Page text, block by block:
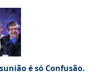
é só Confusão.